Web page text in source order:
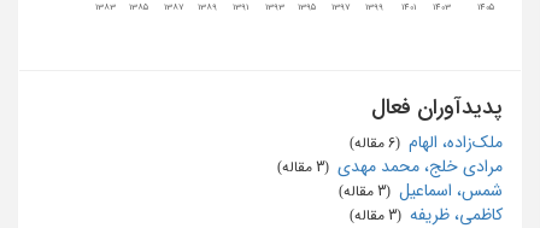
1383 1385 1387 1389 1391 1393 1395 1397 1399 1401 1403 1405
پدیدآوران فعال
ملک‌زاده، الهام
مرادی خلج، محمد مهدی
شمس، اسماعیل
کاظمی، ظریفه